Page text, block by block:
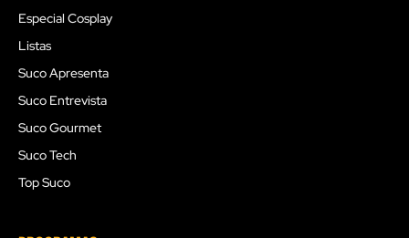
Especial Cosplay
Listas
Suco Apresenta
Suco Entrevista
Suco Gourmet
Suco Tech
Top Suco